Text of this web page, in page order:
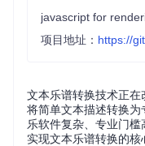
javascript for
项目地址： https://
文本乐谱转换技术正
将简单文本描述转换
乐软件复杂、专业门
实现文本乐谱转换的